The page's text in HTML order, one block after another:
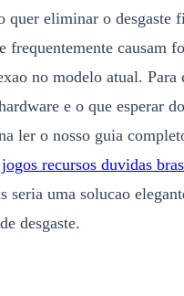
quer eliminar o desgaste
frequentemente causam
no modelo atual. Para
e o que esperar
ler o nosso guia
recursos duvidas
seria uma solucao
desgaste.